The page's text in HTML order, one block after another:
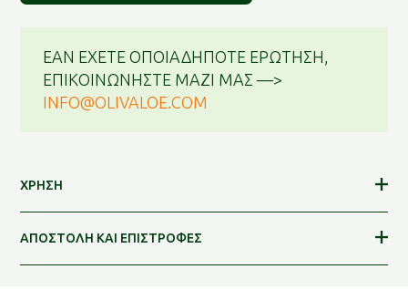
ΕΑΝ ΕΧΕΤΕ ΟΠΟΙΑΔΗΠΟΤΕ ΕΡΩΤΗΣΗ,
ΕΠΙΚΟΙΝΩΝΗΣΤΕ ΜΑΖΙ ΜΑΣ —>
INFO@OLIVALOE.COM
ΧΡΗΣΗ
ΑΠΟΣΤΟΛΗ ΚΑΙ ΕΠΙΣΤΡΟΦΕΣ